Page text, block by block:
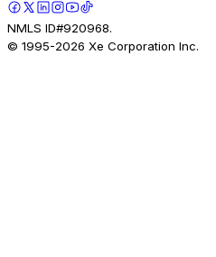
NMLS ID#920968.
© 1995-2026 Xe Corporation Inc.